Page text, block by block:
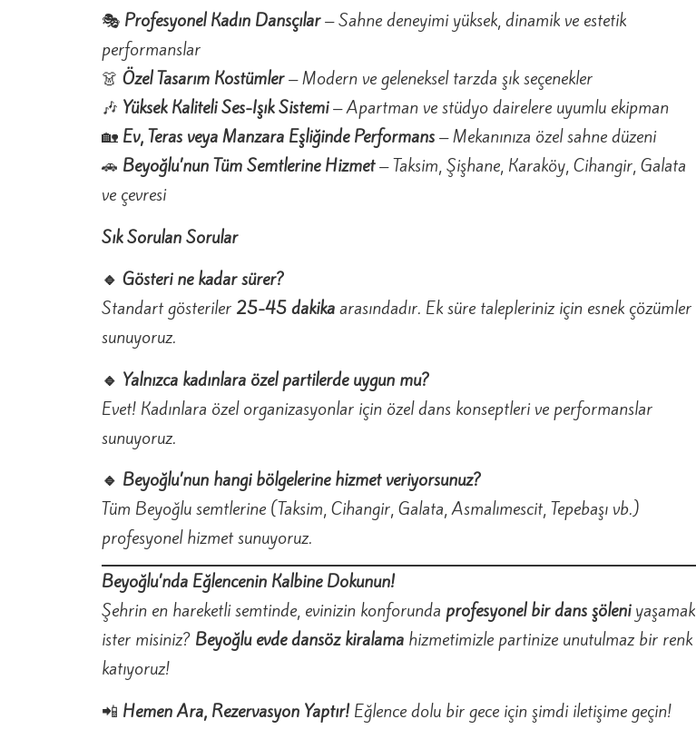
🎭 Profesyonel Kadın Dansçılar– Sahne deneyimi yüksek, dinamik ve estetik
performanslar
👗 Özel Tasarım Kostümler– Modern ve geleneksel tarzda şık seçenekler
🎶 Yüksek Kaliteli Ses-Işık Sistemi– Apartman ve stüdyo dairelere uyumlu ekipman
🏡 Ev, Teras veya Manzara Eşliğinde Performans– Mekanınıza özel sahne düzeni
🚗 Beyoğlu’nun Tüm Semtlerine Hizmet– Taksim, Şişhane, Karaköy, Cihangir, Galata
ve çevresi
Sık Sorulan Sorular
🔹 Gösteri ne kadar sürer?
Standart gösteriler 25-45 dakikaarasındadır. Ek süre talepleriniz için esnek çözümler
sunuyoruz.
🔹 Yalnızca kadınlara özel partilerde uygun mu?
Evet! Kadınlara özel organizasyonlar için özel dans konseptleri ve performanslar
sunuyoruz.
🔹 Beyoğlu’nun hangi bölgelerine hizmet veriyorsunuz?
Tüm Beyoğlu semtlerine (Taksim, Cihangir, Galata, Asmalımescit, Tepebaşı vb.)
profesyonel hizmet sunuyoruz.
Beyoğlu’nda Eğlencenin Kalbine Dokunun!
Şehrin en hareketli semtinde, evinizin konforunda profesyonel bir dans şöleniyaşamak
ister misiniz? Beyoğlu evde dansöz kiralama hizmetimizle partinize unutulmaz bir renk
katıyoruz!
📲 Hemen Ara, Rezervasyon Yaptır!Eğlence dolu bir gece için şimdi iletişime geçin!